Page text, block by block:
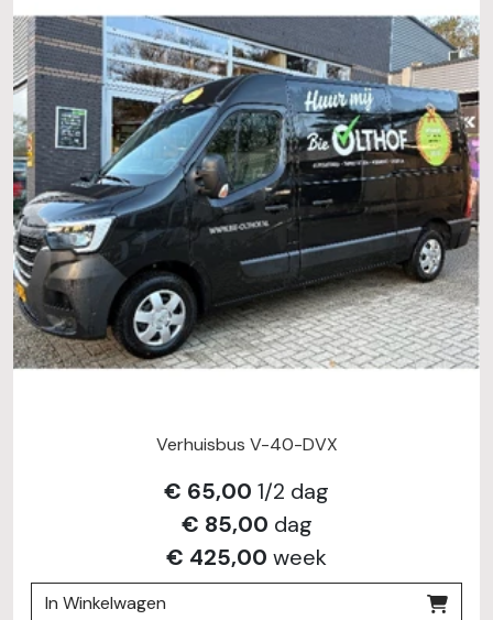
Verhuisbus V-40-DVX
€ 65,00 1/2 dag
€ 85,00 dag
€ 425,00 week
In Winkelwagen